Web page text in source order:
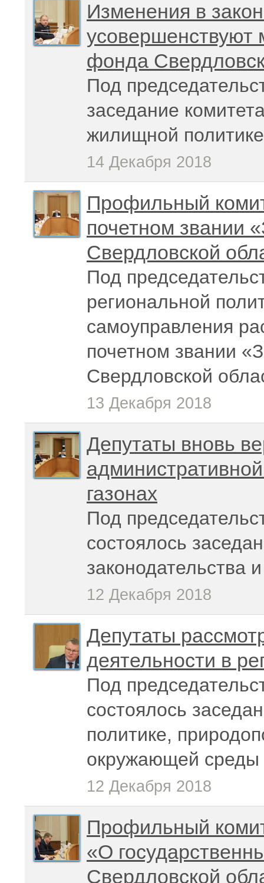
Изменения в
усовершенствуют
фонда
Под
заседание
жилищной политике
14 Декабря 2018
Профильный
почетном звании
Свердловской
Под
региональной
самоуправления
почетном звании
Свердловской
13 Декабря 2018
Депутаты вновь
газонах
Под
состоялось
законодательства
12 Декабря 2018
Депутаты
деятельности в
Под
состоялось
политике,
окружающей среды
12 Декабря 2018
Профильный
«О
Свердловской